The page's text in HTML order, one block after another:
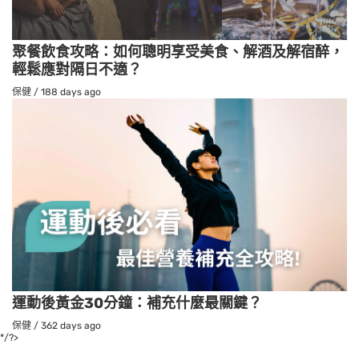
聚餐飲食攻略：如何聰明享受美食、解酒及解宿醉，
輕鬆應對隔日不適？
保健 / 188 days ago
運動後黃金30分鐘：補充什麼最關鍵？
保健 / 362 days ago
*/?>